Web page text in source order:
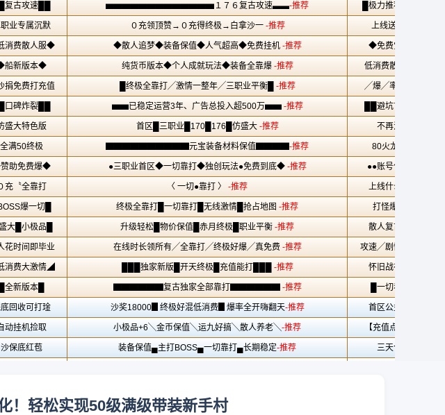
！轻松实现50级满级带装新手村